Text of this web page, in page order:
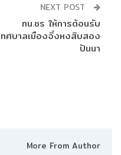
NEXT POST
ทน.ชร ให้การต้อนรับ
ทศบาลเมืองจิ่งหงสิบสอง
ปันนา
More From Author